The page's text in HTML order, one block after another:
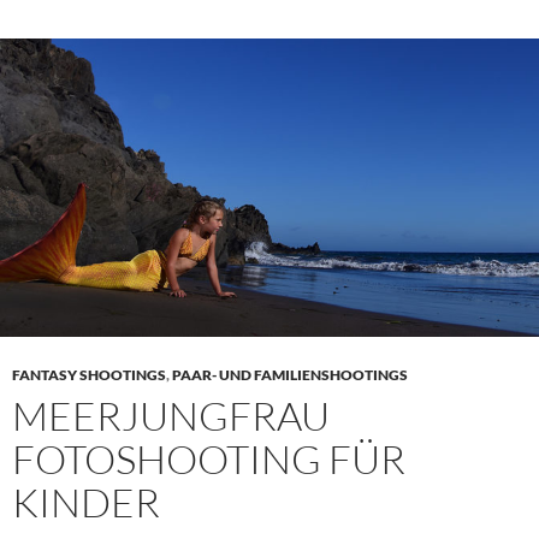
FANTASY SHOOTINGS,PAAR- UND FAMILIENSHOOTINGS
MEERJUNGFRAU
FOTOSHOOTING FÜR
KINDER